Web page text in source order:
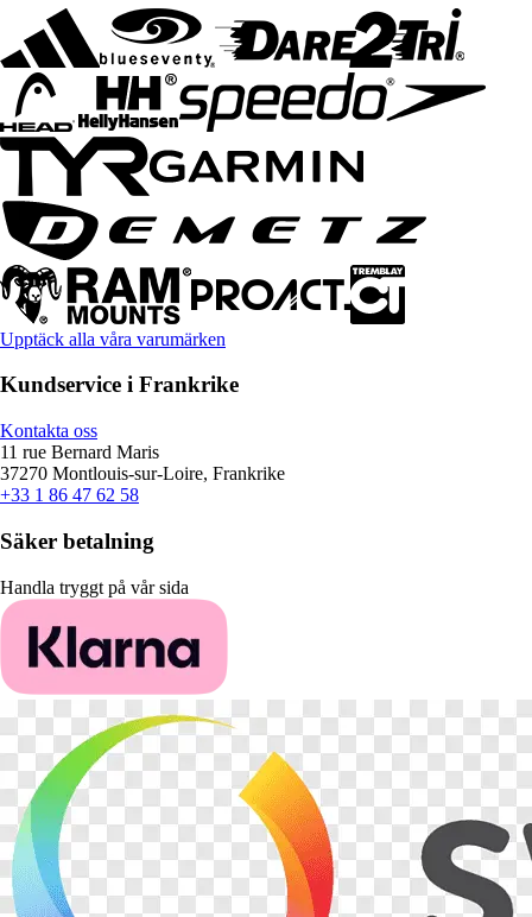
Upptäck alla våra varumärken
Kundservice i Frankrike
Kontakta oss
11 rue Bernard Maris
37270 Montlouis-sur-Loire, Frankrike
+33 1 86 47 62 58
Säker betalning
Handla tryggt på vår sida